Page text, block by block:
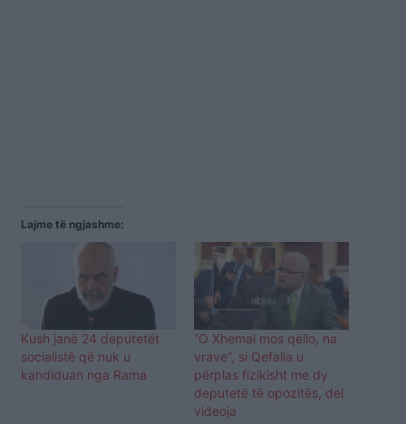
Lajme të ngjashme:
Kush janë 24 deputetët
socialistë që nuk u
kandiduan nga Rama
“O Xhemal mos qëllo, na
vrave”, si Qefalia u
përplas fizikisht me dy
deputetë të opozitës, del
videoja